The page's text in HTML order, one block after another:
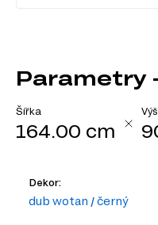
Parametry
Šířka
164.00 cm
Dekor:
dub wotan / černý